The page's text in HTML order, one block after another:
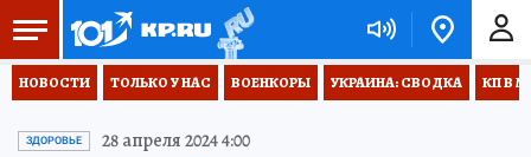
НОВОСТИ ТОЛЬКО У НАС ВОЕНКОРЫ УКРАИНА: СВОДКА КП В
ЗДОРОВЬЕ 28 апреля 2024 4:00